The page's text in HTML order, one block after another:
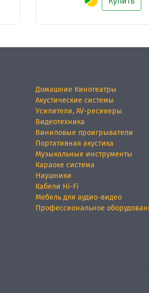
Домашние Кинотеатры
Акустические системы
Усилители, AV-ресиверы
Видеотехника
Виниловые проигрыватели
Портативная акустика
Музыкальные инструменты
Караоке система
Наушники
Кабели Hi-Fi
Мебель для аудио-видео
Профессиональное